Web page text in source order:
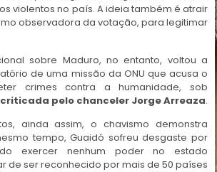
violentos no país. A ideia também é atrair
observadora da votação, para legitimar
sobre Maduro, no entanto, voltou a
de uma missão da ONU que acusa o
crimes contra a humanidade, sob
pelo chanceler Jorge Arreaza.
ainda assim, o chavismo demonstra
tempo, Guaidó sofreu desgaste por
exercer nenhum poder no estado
de ser reconhecido por mais de 50 países